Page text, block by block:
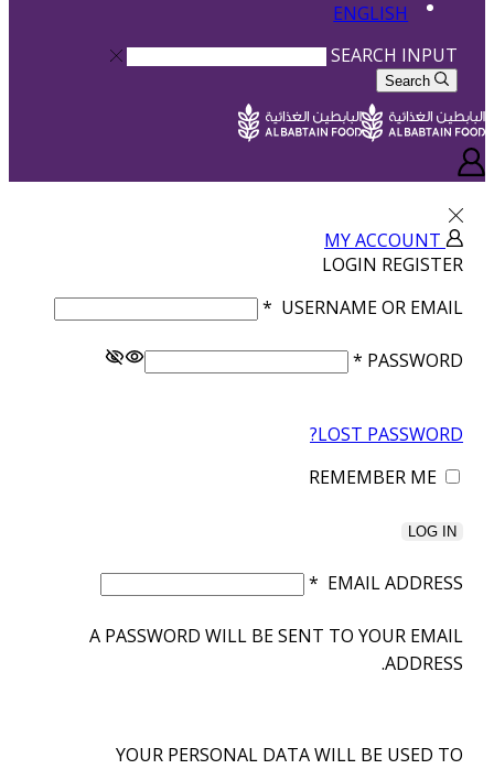
ENGLISH
SEARCH INPUT
Search
MY ACCOUNT
LOGIN REGISTER
USERNAME OR EMAIL
*
PASSWORD
*
LOST PASSWORD?
REMEMBER ME
LOG IN
EMAIL ADDRESS
*
A PASSWORD WILL BE SENT TO YOUR EMAIL
ADDRESS.
YOUR PERSONAL DATA WILL BE USED TO